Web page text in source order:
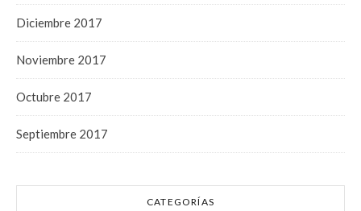
Diciembre 2017
Noviembre 2017
Octubre 2017
Septiembre 2017
CATEGORÍAS